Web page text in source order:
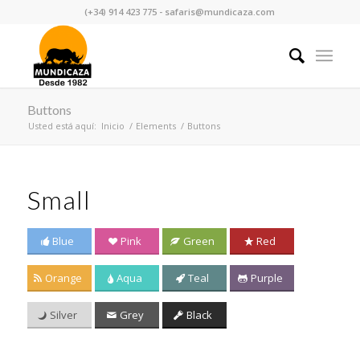
(+34) 914 423 775 - safaris@mundicaza.com
Buttons
Usted está aquí: Inicio / Elements / Buttons
Small
Blue Pink Green Red
Orange Aqua Teal Purple
Silver Grey Black